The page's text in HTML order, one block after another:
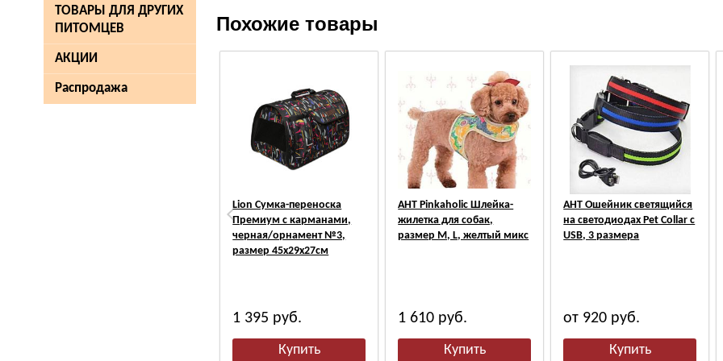
ТОВАРЫ ДЛЯ ДРУГИХ
ПИТОМЦЕВ
АКЦИИ
Распродажа
Похожие товары
Lion Сумка-переноска
Премиум с карманами,
черная/орнамент №3,
размер 45х29х27см
1 395 руб.
АНТ Pinkaholic Шлейка-
жилетка для собак,
размер M, L, желтый микс
1 610 руб.
АНТ Ошейник светящийся
на светодиодах Pet Collar с
USB, 3 размера
от 920 руб.